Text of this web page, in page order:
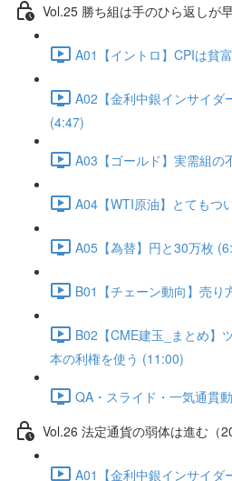
Vol.25 勝ち組は手のひら返しが
A01【イントロ】CPIは貧
A02【金利中銀インサイダ
(4:47)
A03【ゴールド】実需組の
A04【WTI原油】とてもつ
A05【為替】円と30万枚
B01【チェーン動向】売り
B02【CME建玉_まとめ】
本の利権を使う (11:00)
QA・スライド・一気通貫
Vol.26 法定通貨の弱体は進む（
A01【金利中銀インサイダ